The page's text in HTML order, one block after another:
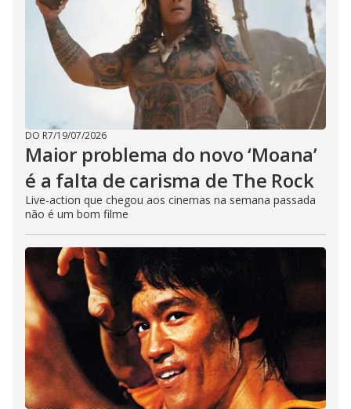
DO R7/19/07/2026
Maior problema do novo ‘Moana’
é a falta de carisma de The Rock
Live-action que chegou aos cinemas na semana passada
não é um bom filme